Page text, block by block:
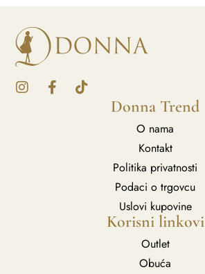
Donna Trend
O nama
Kontakt
Politika privatnosti
Podaci o trgovcu
Uslovi kupovine
Korisni linkovi
Outlet
Obuća